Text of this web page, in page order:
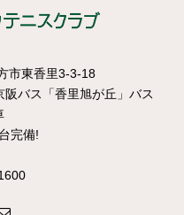
市東香里3-3-18
バス「香里旭が丘」バス
完備!